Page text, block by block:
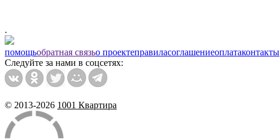
.
помощьобратная связьо проектеправиласоглашениеоплатаконтакты
Следуйте за нами в соцсетях:
© 2013-2026 1001 Квартира